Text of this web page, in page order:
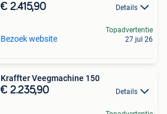
€ 2.415,90 Details
Bezoek website
Topadvertentie
27 jul 26
Kraffter Veegmachine 150
€ 2.235,90 Details